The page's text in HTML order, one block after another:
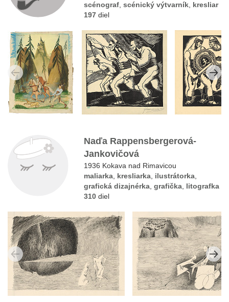
scénograf,scénický výtvarník, kresliar
197 diel
Naďa Rappensbergerová-
Jankovičová
1936 Kokava nad Rimavicou
maliarka, kresliarka, ilustrátorka,
grafická dizajnérka,grafička, litografka
310 diel